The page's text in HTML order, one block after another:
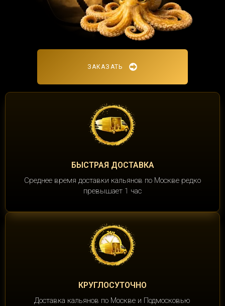
ЗАКАЗАТЬ
БЫСТРАЯ ДОСТАВКА
Среднее время доставки кальянов по Москве редко
превышает 1 час
КРУГЛОСУТОЧНО
Доставка кальянов по Москве и Подмосковью